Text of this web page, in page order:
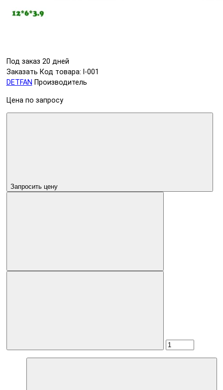
Под заказ 20 дней
Заказать Код товара: l-001
DETFAN Производитель
Цена по запросу
Запросить цену